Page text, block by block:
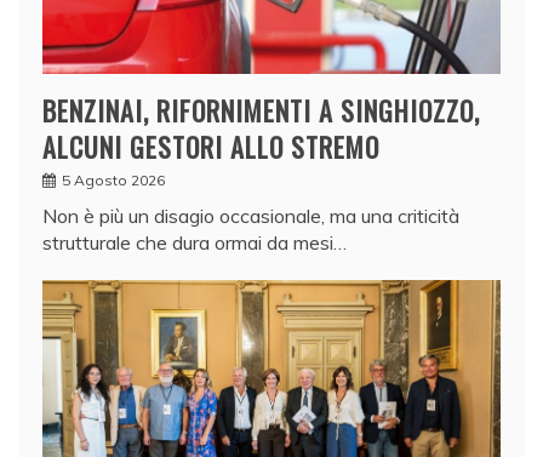
BENZINAI, RIFORNIMENTI A SINGHIOZZO,
ALCUNI GESTORI ALLO STREMO
5 Agosto 2026
Non è più un disagio occasionale, ma una criticità
strutturale che dura ormai da mesi…